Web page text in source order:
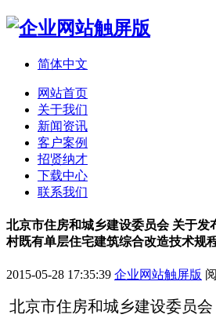
简体中文
网站首页
关于我们
新闻资讯
客户案例
招贤纳才
下载中心
联系我们
北京市住房和城乡建设委员会 关于发
村既有单层住宅建筑综合改造技术规
2015-05-28 17:35:39 企业网站触屏版
北京市住房和城乡建设委员